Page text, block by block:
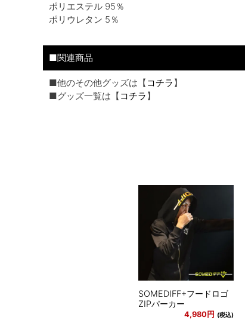
ポリエステル 95％
ポリウレタン 5％
■関連商品
■他のその他グッズは【 コチラ 】
■グッズ一覧は【 コチラ 】
SOMEDIFF+フードロゴ
ZIPパーカー
4,980円 (税込)